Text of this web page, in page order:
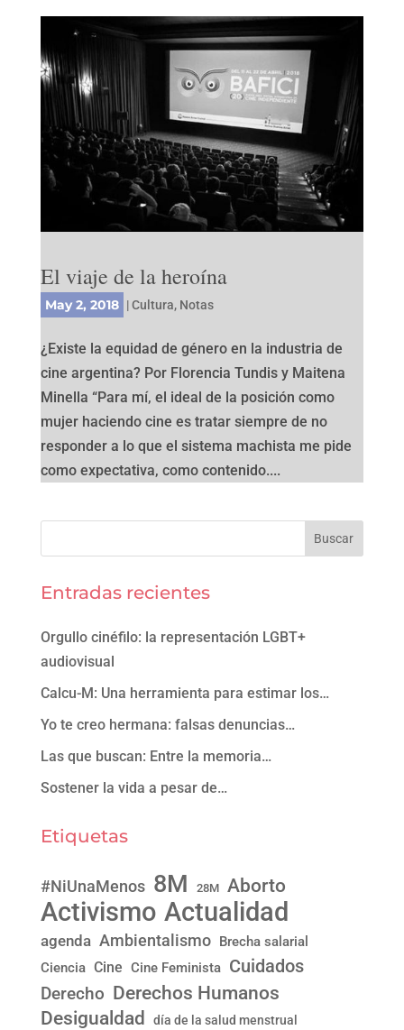
El viaje de la heroína
May 2, 2018 |Cultura, Notas
¿Existe la equidad de género en la industria de
cine argentina? Por Florencia Tundis y Maitena
Minella “Para mí, el ideal de la posición como
mujer haciendo cine es tratar siempre de no
responder a lo que el sistema machista me pide
como expectativa, como contenido....
Entradas recientes
Orgullo cinéfilo: la representación LGBT+
audiovisual
Calcu-M: Una herramienta para estimar los…
Yo te creo hermana: falsas denuncias…
Las que buscan: Entre la memoria…
Sostener la vida a pesar de…
Etiquetas
#NiUnaMenos 8M 28M Aborto
Activismo Actualidad
agenda Ambientalismo Brecha salarial
Ciencia Cine Cine Feminista Cuidados
Derecho Derechos Humanos
Desigualdad día de la salud menstrual